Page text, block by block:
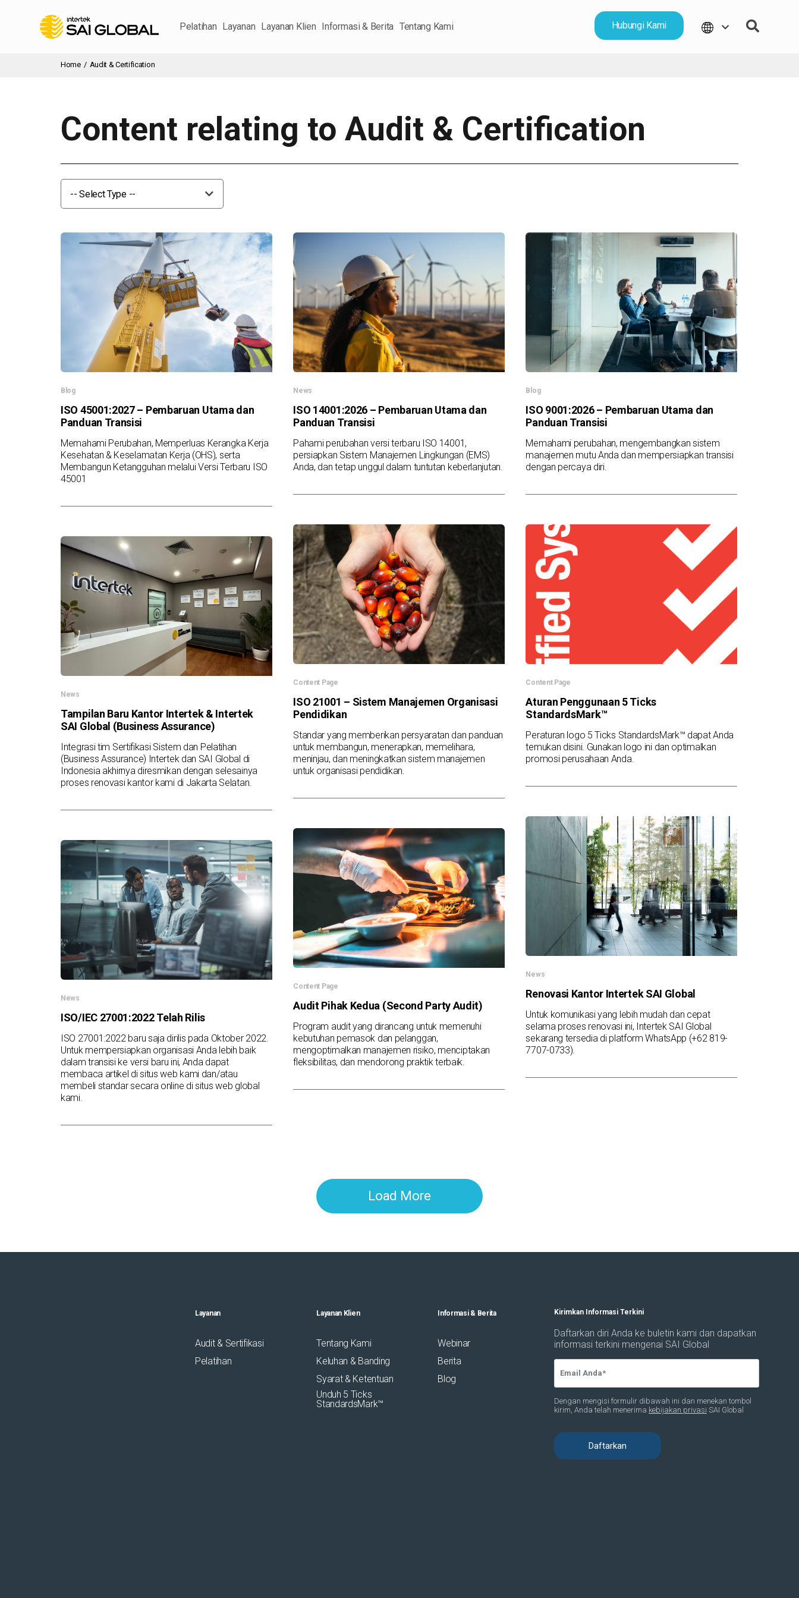
Pelatihan Layanan Layanan Klien Informasi & Berita Tentang Kami Hubungi Kami
Home / Audit & Certification
Content relating to Audit & Certification
-- Select Type --
Blog
ISO 45001:2027 – Pembaruan Utama dan
Panduan Transisi
Memahami Perubahan, Memperluas Kerangka Kerja
Kesehatan & Keselamatan Kerja (OHS), serta
Membangun Ketangguhan melalui Versi Terbaru ISO
45001
News
ISO 14001:2026 – Pembaruan Utama dan
Panduan Transisi
Pahami perubahan versi terbaru ISO 14001,
persiapkan Sistem Manajemen Lingkungan (EMS)
Anda, dan tetap unggul dalam tuntutan keberlanjutan.
Blog
ISO 9001:2026 – Pembaruan Utama dan
Panduan Transisi
Memahami perubahan, mengembangkan sistem
manajemen mutu Anda dan mempersiapkan transisi
dengan percaya diri.
Content Page
ISO 21001 – Sistem Manajemen Organisasi
Pendidikan
Standar yang memberikan persyaratan dan panduan
untuk membangun, menerapkan, memelihara,
meninjau, dan meningkatkan sistem manajemen
untuk organisasi pendidikan.
Content Page
Aturan Penggunaan 5 Ticks
StandardsMark™
Peraturan logo 5 Ticks StandardsMark™ dapat Anda
temukan disini. Gunakan logo ini dan optimalkan
promosi perusahaan Anda.
News
Tampilan Baru Kantor Intertek & Intertek
SAI Global (Business Assurance)
Integrasi tim Sertifikasi Sistem dan Pelatihan
(Business Assurance) Intertek dan SAI Global di
Indonesia akhirnya diresmikan dengan selesainya
proses renovasi kantor kami di Jakarta Selatan.
News
Renovasi Kantor Intertek SAI Global
Untuk komunikasi yang lebih mudah dan cepat
selama proses renovasi ini, Intertek SAI Global
sekarang tersedia di platform WhatsApp (+62 819-
7707-0733).
Content Page
Audit Pihak Kedua (Second Party Audit)
Program audit yang dirancang untuk memenuhi
kebutuhan pemasok dan pelanggan,
mengoptimalkan manajemen risiko, menciptakan
fleksibilitas, dan mendorong praktik terbaik.
News
ISO/IEC 27001:2022 Telah Rilis
ISO 27001:2022 baru saja dirilis pada Oktober 2022.
Untuk mempersiapkan organisasi Anda lebih baik
dalam transisi ke versi baru ini, Anda dapat
membaca artikel di situs web kami dan/atau
membeli standar secara online di situs web global
kami.
Load More
Layanan
Audit & Sertifikasi
Pelatihan
Layanan Klien
Tentang Kami
Keluhan & Banding
Syarat & Ketentuan
Unduh 5 Ticks
StandardsMark™
Informasi & Berita
Webinar
Berita
Blog